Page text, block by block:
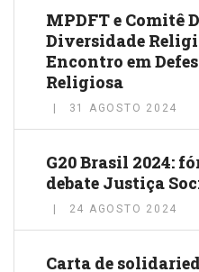
MPDFT e Comitê
Diversidade
Encontro em
Religiosa
31 AGOSTO 2024
G20 Brasil 2024:
debate Justiça
24 AGOSTO 2024
Carta de